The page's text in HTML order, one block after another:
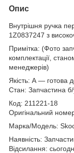
Опис
Внутрішня ручка
1Z0837247 з
Примітка: (Фото
комплектації,
менеджерів)
Якість: А — готова
Стан: Запчастина
Код: 211221-18
Оригінальний
Марка/Модель:
Наявність:
Відсилання: